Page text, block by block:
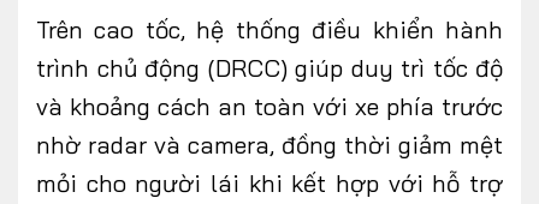
Trên cao tốc, hệ thống điều khiển hành
trình chủ động (DRCC) giúp duy trì tốc độ
và khoảng cách an toàn với xe phía trước
nhờ radar và camera, đồng thời giảm mệt
mỏi cho người lái khi kết hợp với hỗ trợ